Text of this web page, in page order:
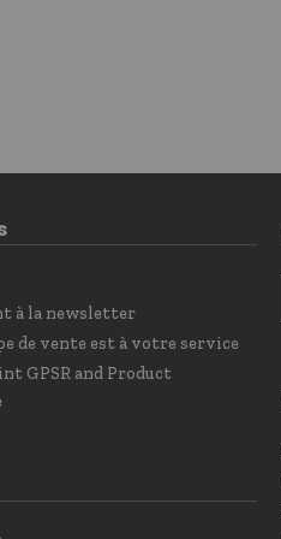
à la newsletter
de vente est à votre service
GPSR and Product